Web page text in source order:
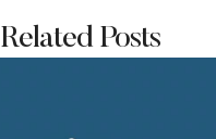
Related Posts